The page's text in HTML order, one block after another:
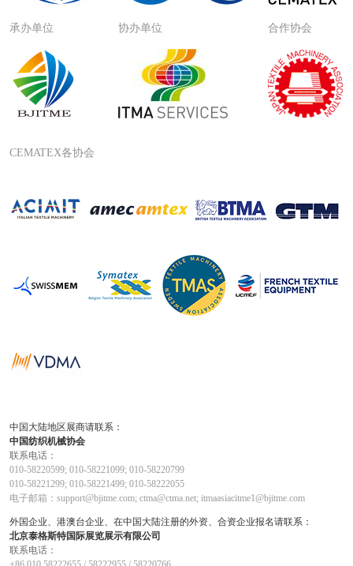
承办单位 协办单位 合作协会
CEMATEX各协会
中国大陆地区展商请联系：
中国纺织机械协会
联系电话：
010-58220599; 010-58221099; 010-58220799
010-58221299; 010-58221499; 010-58222055
电子邮箱：support@bjitme.com; ctma@ctma.net; itmaasiacitme1@bjitme.com
外国企业、港澳台企业、在中国大陆注册的外资、合资企业报名请联系：
北京泰格斯特国际展览展示有限公司
联系电话：